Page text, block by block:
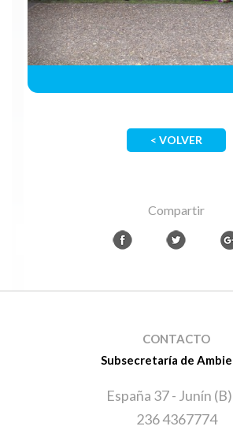
< VOLVER
Compartir
CONTACTO
Subsecretaría de
España 37 - Junín (B)
236 4367774